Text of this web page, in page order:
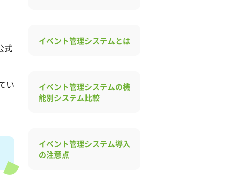
式
い
イベント管理システムとは
イベント管理システムの機
能別システム比較
イベント管理システム導入
の注意点